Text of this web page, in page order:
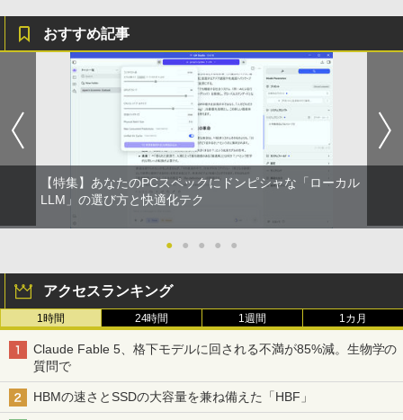
【2026年アップグレード版】AOKIMI ワイヤ
レスイヤホン bluetooth イヤホン V12 小型
軽量 ブルートゥースHi-Fi 最大36時間再生 ぶ
るーとゅーす コードレス ENCノイズキャン
セリング 自動ペアリング Type-C充電 マイク
付き 防水 タッチ式音量調整 スポーツ/通勤/通
学/WEB会議 6.0(オフホワイト)
￥2,599
Xiaomi シャオミ REDMI Buds 8 Lite ワイヤ
レスイヤホン Bluetooth 5.4 ノイズキャンセ
￥3,480
On My Road (Stadium ver.)
￥250
BUGS LIFE
￥250
by Amazon 炭酸水 ラベルレス 500ml ×24本
強炭酸水 ペットボトル 500ミリリットル (Sm
art Basic)
￥1,625
コカ・コーラ やかんの麦茶 from 爽健美茶 ラ
ベルレス 650mlPET×24本
HUNTER×HUNTER モノクロ版 39 (ジャンプ
コミックスDIGITAL)
￥572
スーパーの裏でヤニ吸うふたり 9巻 (デジタル
版ビッグガンガンコミックス)
￥810
おすすめ記事
【特集】あなたのPCスペックにドンピシャな「ローカル
LLM」の選び方と快適化テク
● ● ● ● ●
アクセスランキング
1時間 24時間 1週間 1カ月
Claude Fable 5、格下モデルに回される不満が85%減。生物学の
質問で
HBMの速さとSSDの大容量を兼ね備えた「HBF」